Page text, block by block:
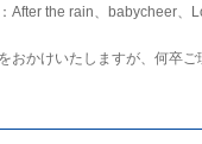
After the rain、babycheer、
おかけいたしますが、何卒